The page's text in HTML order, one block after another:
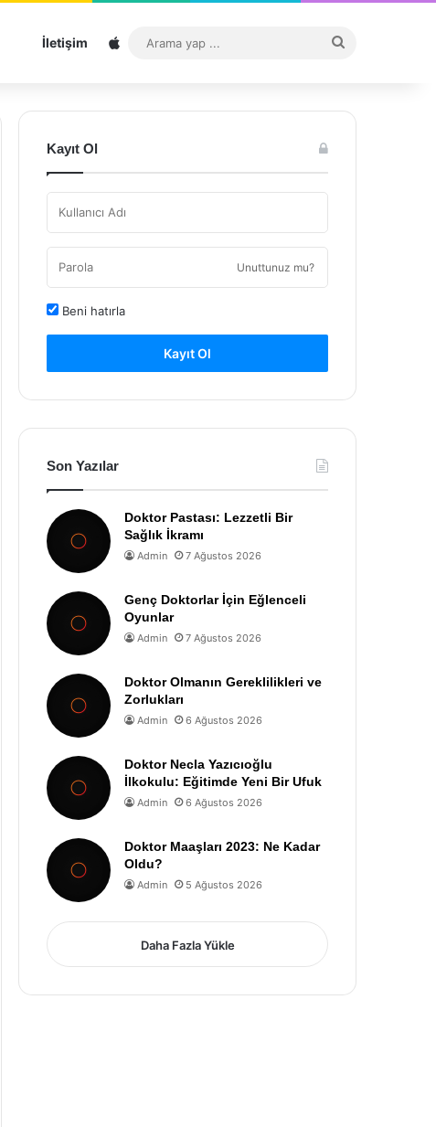
İletişim Sitemap
...
Kayıt Ol
Unuttunuz mu?
Beni hatırla
Kayıt Ol
Son Yazılar
Doktor Pastası: Lezzetli Bir
Sağlık İkramı
Admin 7 Ağustos 2026
Genç Doktorlar İçin Eğlenceli
Oyunlar
Admin 7 Ağustos 2026
Doktor Olmanın Gereklilikleri ve
Zorlukları
Admin 6 Ağustos 2026
Doktor Necla Yazıcıoğlu
İlkokulu: Eğitimde Yeni Bir Ufuk
Admin 6 Ağustos 2026
Doktor Maaşları 2023: Ne Kadar
Oldu?
Admin 5 Ağustos 2026
Daha Fazla Yükle